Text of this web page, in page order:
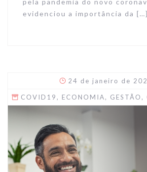
pela pandemia do novo
evidenciou a importância da […]
24 de janeiro de
COVID19, ECONOMIA, GESTÃO,